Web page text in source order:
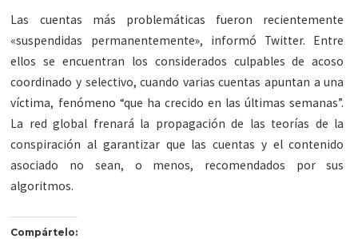
Las cuentas más problemáticas fueron recientemente
«suspendidas permanentemente», informó Twitter. Entre
ellos se encuentran los considerados culpables de acoso
coordinado y selectivo, cuando varias cuentas apuntan a una
víctima, fenómeno “que ha crecido en las últimas semanas”.
La red global frenará la propagación de las teorías de la
conspiración al garantizar que las cuentas y el contenido
asociado no sean, o menos, recomendados por sus
algoritmos.
Compártelo: